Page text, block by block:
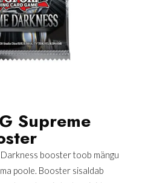
Supreme
booster toob mängu
poole. Booster sisaldab